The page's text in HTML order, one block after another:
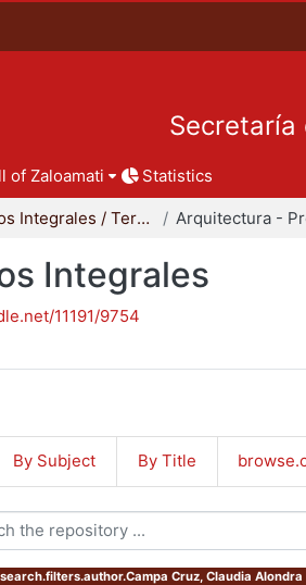
Secretaría
of Zaloamati Statistics
Proyectos Integrales / Terminales - Licenciatura
Integrales
11191/9754
By Subject By Title
Cruz, Claudia Alondra